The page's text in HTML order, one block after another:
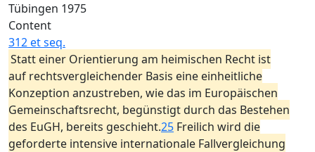
Tübingen 1975
Content
312 et seq.
Statt einer Orientierung am heimischen Recht ist
auf rechtsvergleichender Basis eine einheitliche
Konzeption anzustreben, wie das im Europäischen
Gemeinschaftsrecht, begünstigt durch das Bestehen
des EuGH, bereits geschieht.25 Freilich wird die
geforderte intensive internationale Fallvergleichung